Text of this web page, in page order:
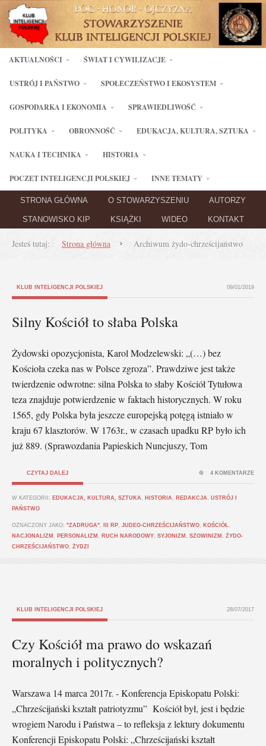
AKTUALNOŚCI ŚWIAT I CYWILIZACJE
USTRÓJ I PAŃSTWO SPOŁECZEŃSTWO I EKOSYSTEM
GOSPODARKA I EKONOMIA SPRAWIEDLIWOŚĆ
POLITYKA OBRONNOŚĆ EDUKACJA, KULTURA, SZTUKA
NAUKA I TECHNIKA HISTORIA
POCZET INTELIGENCJI POLSKIEJ INNE TEMATY
STRONA GŁÓWNA O STOWARZYSZENIU AUTORZY
STANOWISKO KIP KSIĄŻKI WIDEO KONTAKT
Jesteś tutaj: Strona główna Archiwum żydo-chrześcijaństwo
KLUB INTELIGENCJI POLSKIEJ 09/01/2019
Silny Kościół to słaba Polska
Żydowski opozycjonista, Karol Modzelewski: „(…) bez
Kościoła czeka nas w Polsce zgroza”. Prawdziwe jest także
twierdzenie odwrotne: silna Polska to słaby Kościół Tytułowa
teza znajduje potwierdzenie w faktach historycznych. W roku
1565, gdy Polska była jeszcze europejską potęgą istniało w
kraju 67 klasztorów. W 1763r., w czasach upadku RP było ich
już 889. (Sprawozdania Papieskich Nuncjuszy, Tom
CZYTAJ DALEJ
W KATEGORII: EDUKACJA, KULTURA, SZTUKA HISTORIA REDAKCJA
USTRÓJ I
PAŃSTWO
OZNACZONY JAKO: "ZADRUGA" III RP JUDEO-CHRZEŚCIJAŃSTWO KOŚCIÓŁ
NACJONALIZM
PERSONALIZM RUCH NARODOWY SYJONIZM SZOWINIZM
ŻYDO-
CHRZEŚCIJAŃSTWO ŻYDZI
4 KOMENTARZE
KLUB INTELIGENCJI POLSKIEJ 28/07/2017
Czy Kościół ma prawo do wskazań
moralnych i politycznych?
Warszawa 14 marca 2017r. - Konferencja Episkopatu Polski:
„Chrześcijański kształt patriotyzmu” Kościół był, jest i będzie
wrogiem Narodu i Państwa – to refleksja z lektury dokumentu
Konferencji Episkopatu Polski: „Chrześcijański kształt